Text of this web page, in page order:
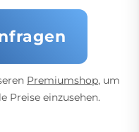
Premiumshop, um
Preise einzusehen.